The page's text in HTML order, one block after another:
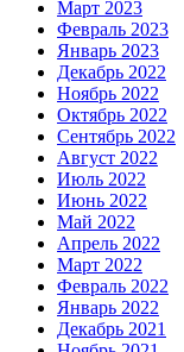
Март 2023
Февраль 2023
Январь 2023
Декабрь 2022
Ноябрь 2022
Октябрь 2022
Сентябрь 2022
Август 2022
Июль 2022
Июнь 2022
Май 2022
Апрель 2022
Март 2022
Февраль 2022
Январь 2022
Декабрь 2021